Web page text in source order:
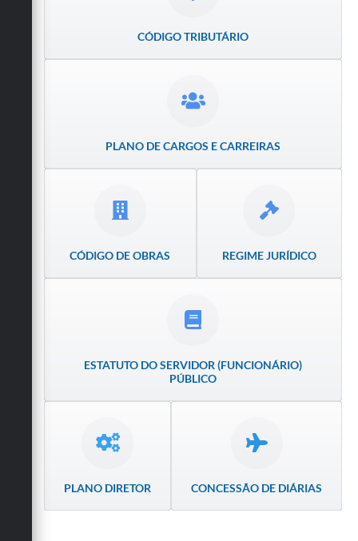
Galeria de Vídeos
Secretarias
CÓDIGO TRIBUTÁRIO
PLANO DE CARGOS E CARREIRAS
CÓDIGO DE OBRAS REGIME JURÍDICO
ESTATUTO DO SERVIDOR (FUNCIONÁRIO)
PÚBLICO
PLANO DIRETOR CONCESSÃO DE DIÁRIAS